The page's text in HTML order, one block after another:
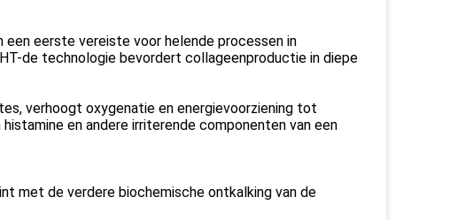
eerste vereiste voor helende processen in
de technologie bevordert collageenproductie in diepe
verhoogt oxygenatie en energievoorziening tot
en andere irriterende componenten van een
met de verdere biochemische ontkalking van de